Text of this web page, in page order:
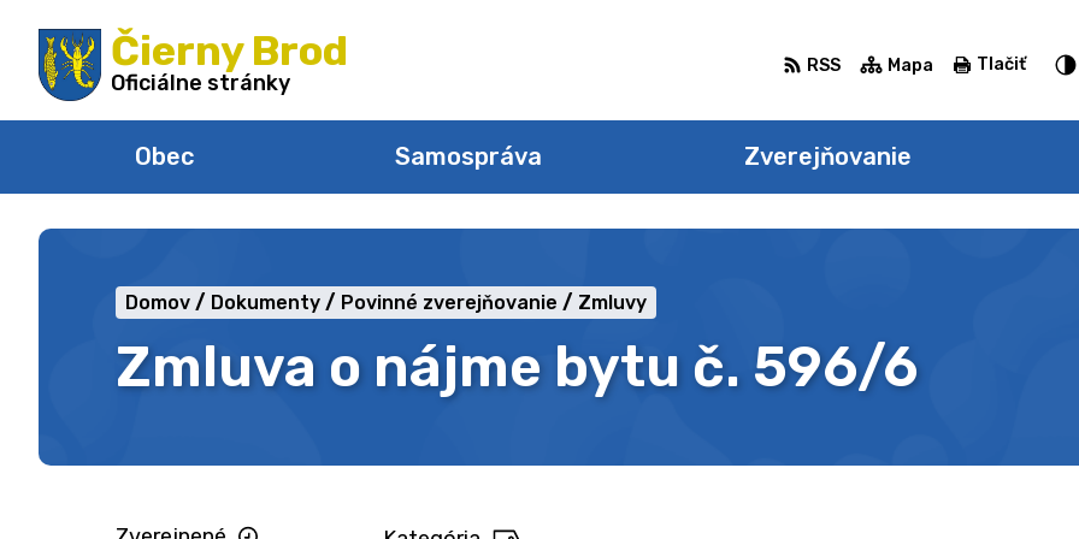
na
obsah
Čierny Brod
Oficiálne stránky
Obec Samospráva Zverejňovanie
RSS Mapa Tlačiť
Zmluva o nájme bytu č. 596/6
Domov Dokumenty Povinné zverejňovanie Zmluvy